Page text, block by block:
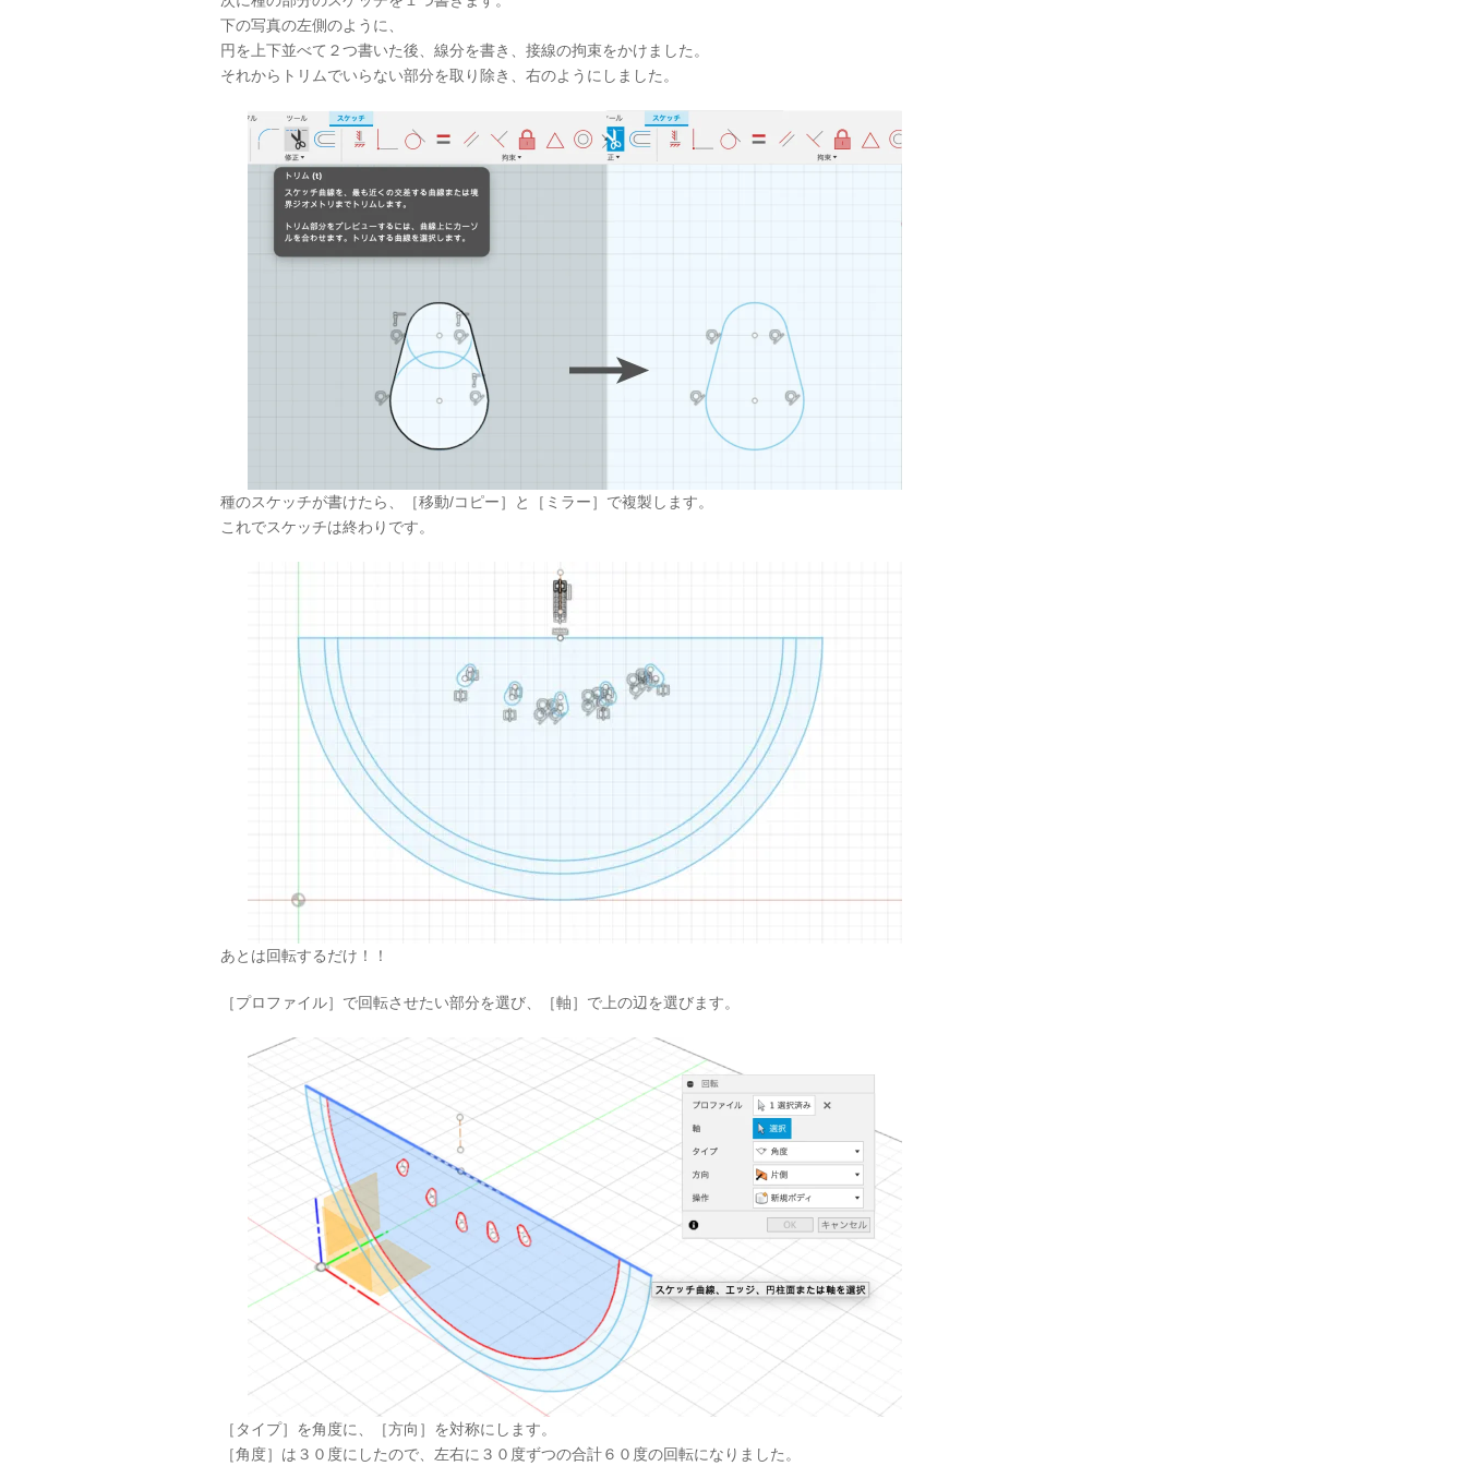
下の写真の左側のように、
円を上下並べて２つ書いた後、線分を書き、接線の拘束をかけました。
それからトリムでいらない部分を取り除き、右のようにしました。
種のスケッチが書けたら、［移動/コピー］と［ミラー］で複製します。
これでスケッチは終わりです。
あとは回転するだけ！！
［プロファイル］で回転させたい部分を選び、［軸］で上の辺を選びます。
［タイプ］を角度に、［方向］を対称にします。
［角度］は３０度にしたので、左右に３０度ずつの合計６０度の回転になりました。